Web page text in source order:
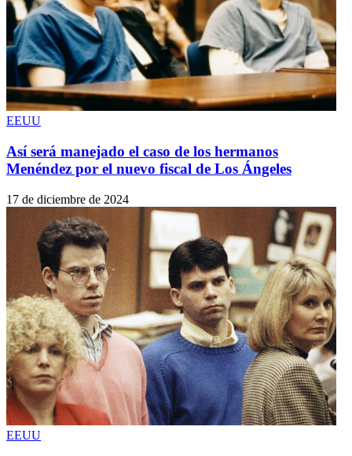
EEUU
Así será manejado el caso de los hermanos
Menéndez por el nuevo fiscal de Los Ángeles
17 de diciembre de 2024
EEUU